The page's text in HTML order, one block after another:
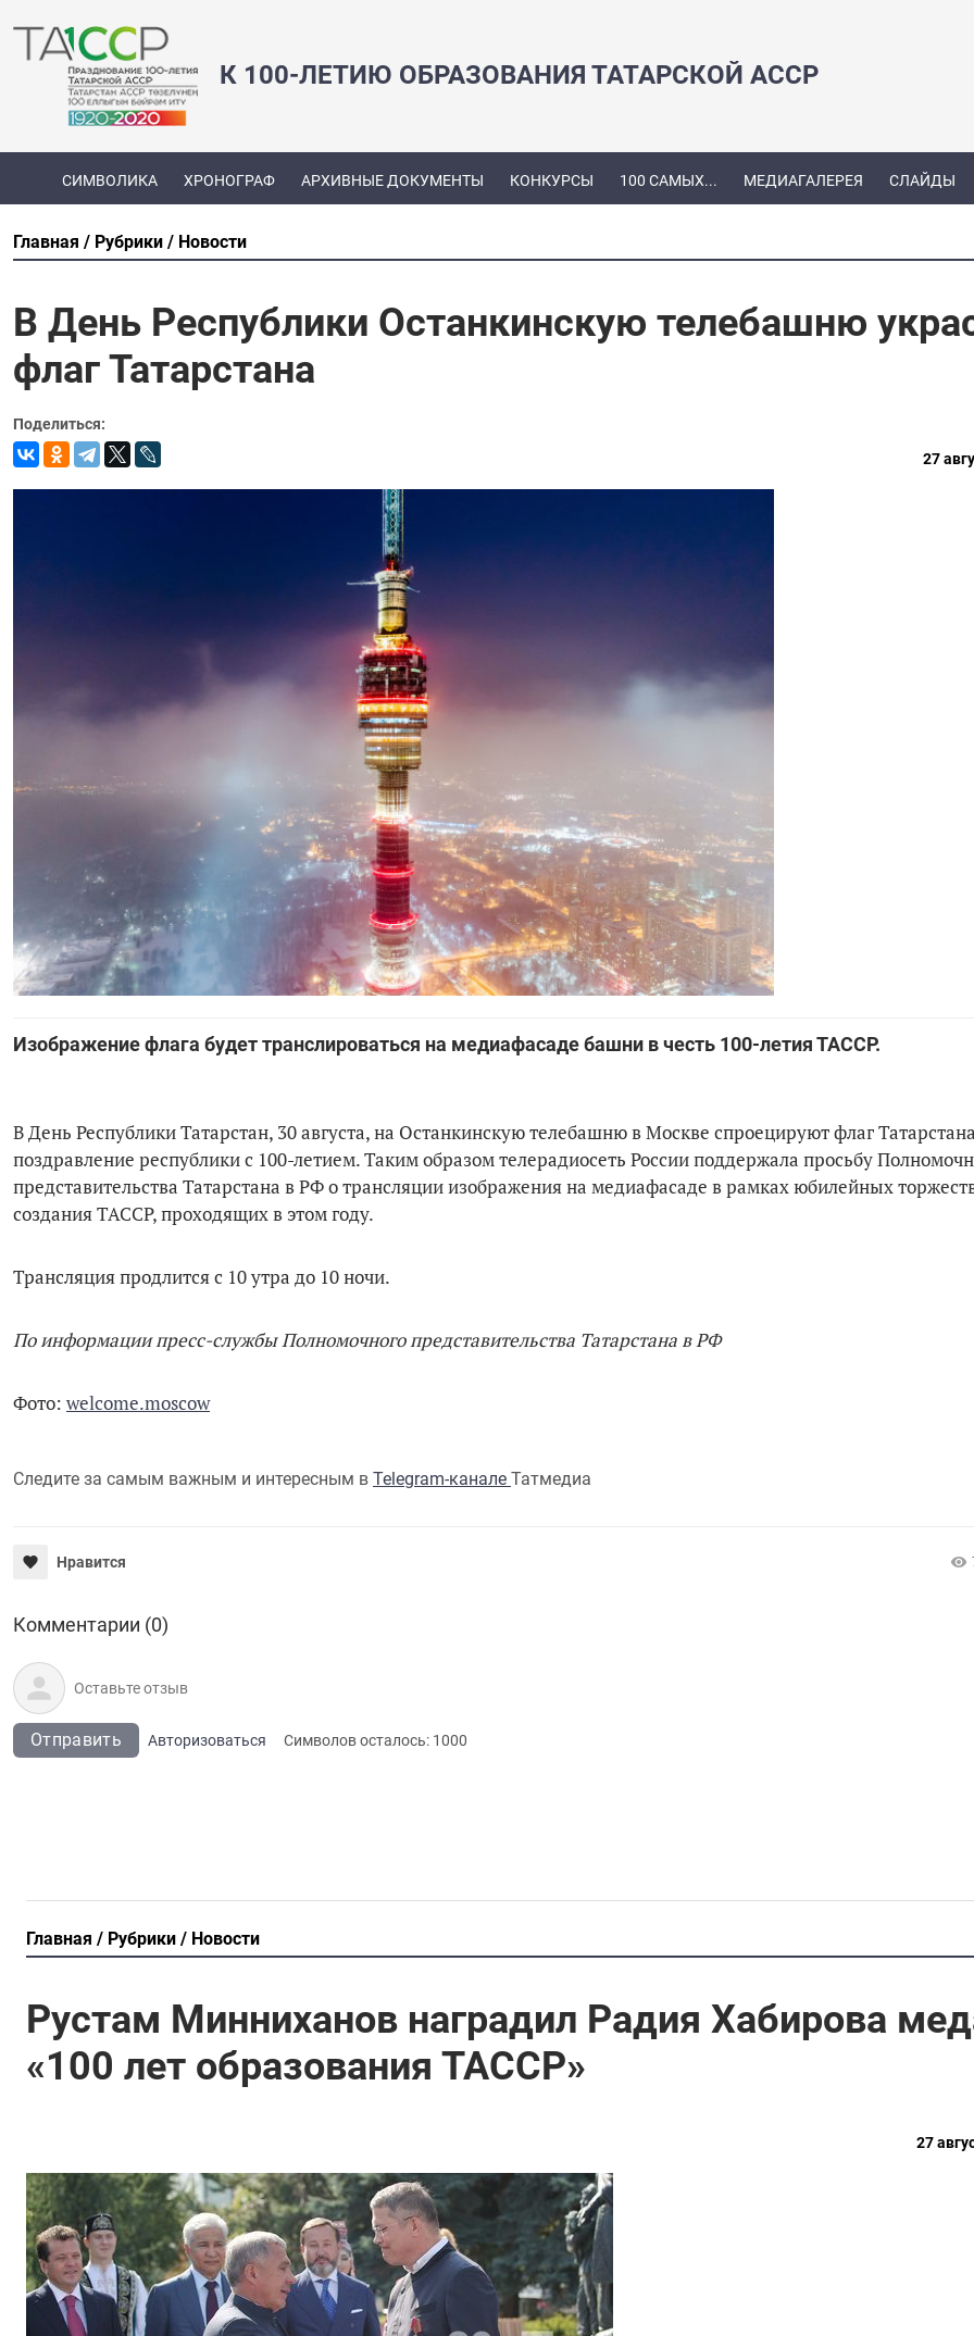
К 100-ЛЕТИЮ ОБРАЗОВАНИЯ ТАТАРСКОЙ АССР
СИМВОЛИКА ХРОНОГРАФ АРХИВНЫЕ ДОКУМЕНТЫ КОНКУРСЫ 100 САМЫХ... МЕДИАГАЛЕРЕЯ СЛАЙДЫ
Главная Рубрики Новости
В День Республики Останкинскую телебашню
флаг Татарстана
Поделиться:
27
Изображение флага будет транслироваться на медиафасаде башни в честь 100-летия ТАССР.
В День Республики Татарстан, 30 августа, на Останкинскую телебашню в Москве спроецируют флаг
поздравление республики с 100-летием. Таким образом телерадиосеть России поддержала просьбу
представительства Татарстана в РФ о трансляции изображения на медиафасаде в рамках юбилейных
создания ТАССР, проходящих в этом году.
Трансляция продлится с 10 утра до 10 ночи.
По информации пресс-службы Полномочного представительства Татарстана в РФ
Фото: welcome.moscow
Следите за самым важным и интересным в Telegram-канале Татмедиа
Нравится
Комментарии (0)
Отправить Авторизоваться Символов осталось: 1000
Главная Рубрики Новости
Рустам Минниханов наградил Радия Хабирова
«100 лет образования ТАССР»
27